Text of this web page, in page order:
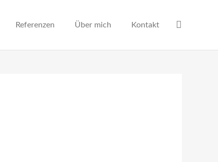
Referenzen Über mich Kontakt